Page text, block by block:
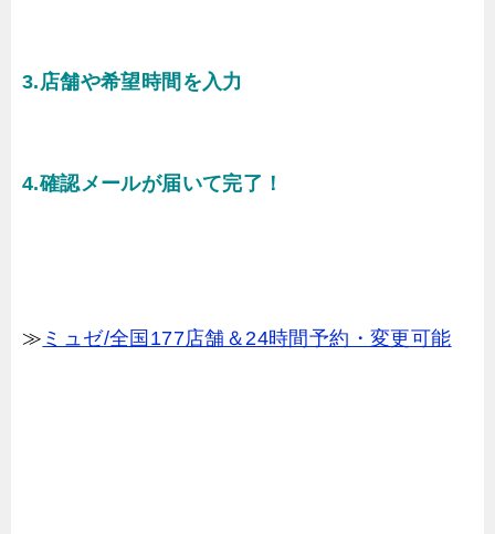
3.店舗や希望時間を入力
4.確認メールが届いて完了！
≫ ミュゼ/全国177店舗＆24時間予約・変更可能